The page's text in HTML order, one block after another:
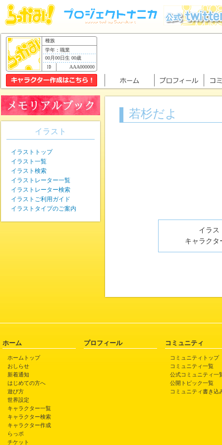
種族
学年：職業
00月00日生 00歳
AAA000000
若杉だよ
イラス
キャラクタ
イラスト
イラストトップ
イラスト一覧
イラスト検索
イラストレーター一覧
イラストレーター検索
イラストご利用ガイド
イラストタイプのご案内
ホーム
ホームトップ
おしらせ
新着通知
はじめての方へ
遊び方
世界設定
キャラクター一覧
キャラクター検索
キャラクター作成
らっポ
チケット
プロフィール コミュニティ
コミュニティトップ
コミュニティ一覧
公式コミュニティ一
公開トピック一覧
コミュニティ書き込